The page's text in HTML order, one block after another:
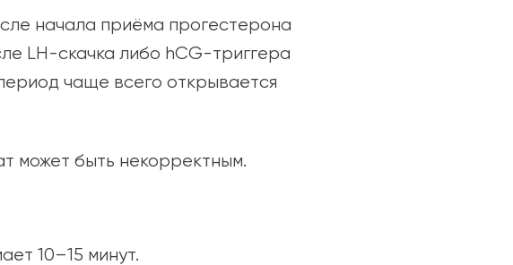
начала приёма прогестерона
LH-скачка либо hCG-триггера
чаще всего открывается
может быть некорректным.
10–15 минут.